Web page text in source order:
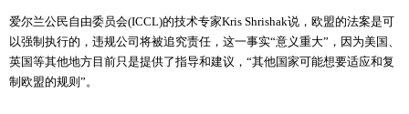
爱尔兰公民自由委员会(ICCL)的技术专家Kris Shrishak说，欧盟的法案是可
以强制执行的，违规公司将被追究责任，这一事实“意义重大”，因为美国、
英国等其他地方目前只是提供了指导和建议，“其他国家可能想要适应和复
制欧盟的规则”。